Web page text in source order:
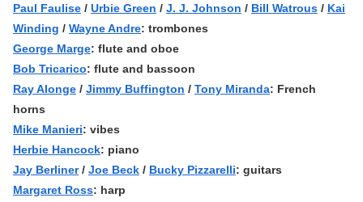
Paul Faulise / Urbie Green / J. J. Johnson / Bill Watrous / Kai
Winding / Wayne Andre: trombones
George Marge: flute and oboe
Bob Tricarico: flute and bassoon
Ray Alonge / Jimmy Buffington / Tony Miranda: French
horns
Mike Manieri: vibes
Herbie Hancock: piano
Jay Berliner/ Joe Beck / Bucky Pizzarelli: guitars
Margaret Ross: harp